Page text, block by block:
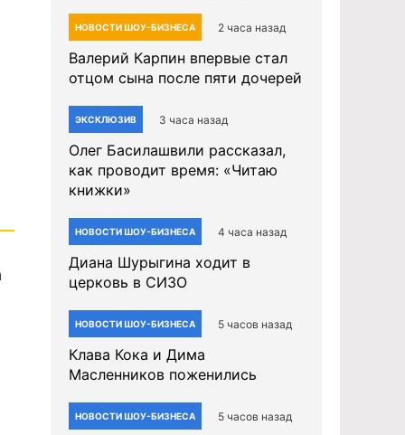
НОВОСТИ ШОУ-БИЗНЕСА 2 часа назад
Валерий Карпин впервые стал
отцом сына после пяти дочерей
ЭКСКЛЮЗИВ 3 часа назад
Олег Басилашвили рассказал,
как проводит время: «Читаю
книжки»
НОВОСТИ ШОУ-БИЗНЕСА 4 часа назад
Диана Шурыгина ходит в
церковь в СИЗО
НОВОСТИ ШОУ-БИЗНЕСА 5 часов назад
Клава Кока и Дима
Масленников поженились
НОВОСТИ ШОУ-БИЗНЕСА 5 часов назад